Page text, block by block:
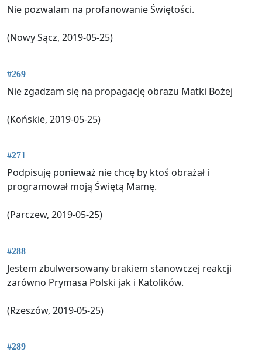
Nie pozwalam na profanowanie Świętości.
(Nowy Sącz, 2019-05-25)
#269
Nie zgadzam się na propagację obrazu Matki Bożej
(Końskie, 2019-05-25)
#271
Podpisuję ponieważ nie chcę by ktoś obrażał i
programował moją Świętą Mamę.
(Parczew, 2019-05-25)
#288
Jestem zbulwersowany brakiem stanowczej reakcji
zarówno Prymasa Polski jak i Katolików.
(Rzeszów, 2019-05-25)
#289